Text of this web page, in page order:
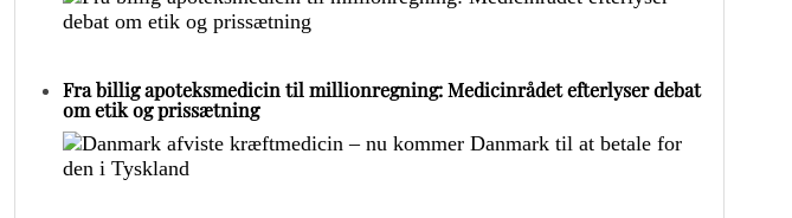
Fra billig apoteksmedicin til millionregning: Medicinrådet efterlyser debat
om etik og prissætning